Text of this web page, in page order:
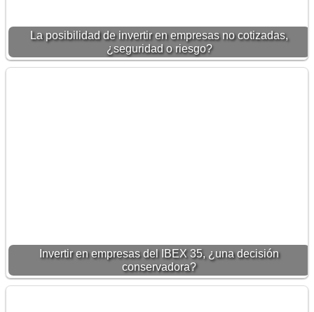
La posibilidad de invertir en empresas no cotizadas,
¿seguridad o riesgo?
Invertir en empresas del IBEX 35, ¿una decisión
conservadora?